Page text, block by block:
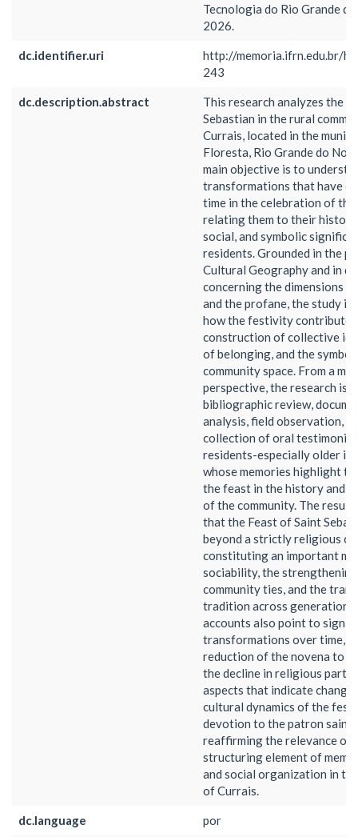
Tecnologia do Rio Grande
2026.
dc.identifier.uri
http://memoria.ifrn.edu.br/
243
dc.description.abstract
This research analyzes the
Sebastian in the rural
Currais, located in the
Floresta, Rio Grande do
main objective is to
transformations that have
time in the celebration of
relating them to their
social, and symbolic
residents. Grounded in the
Cultural Geography and in
concerning the dimensions
and the profane, the study
how the festivity
construction of collective
of belonging, and the
community space. From a
perspective, the research is
bibliographic review,
analysis, field observation,
collection of oral
residents-especially older
whose memories highlight
the feast in the history and
of the community. The
that the Feast of Saint
beyond a strictly religious
constituting an important
sociability, the
community ties, and the
tradition across
accounts also point to
transformations over time,
reduction of the novena to a
the decline in religious
aspects that indicate
cultural dynamics of the
devotion to the patron saint
reaffirming the relevance of
structuring element of
and social organization in
of Currais.
dc.language por